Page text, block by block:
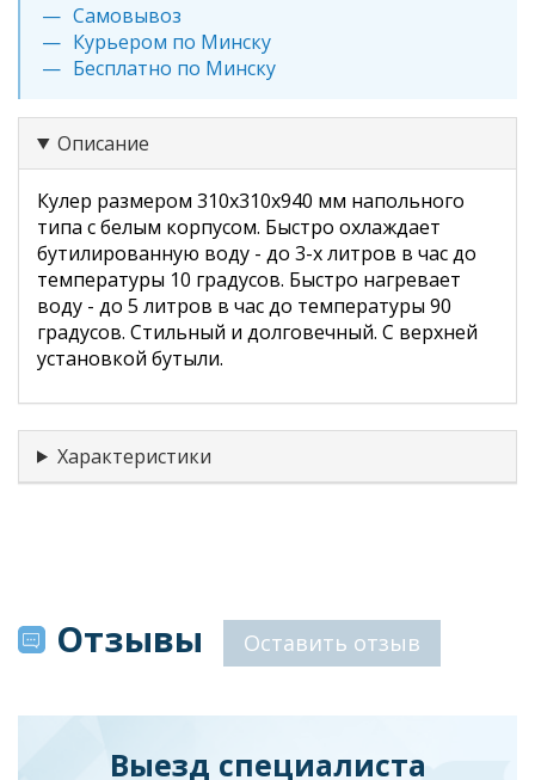
Самовывоз
Курьером по Минску
Бесплатно по Минску
Описание
Кулер размером 310x310x940 мм напольного
типа с белым корпусом. Быстро охлаждает
бутилированную воду - до 3-х литров в час до
температуры 10 градусов. Быстро нагревает
воду - до 5 литров в час до температуры 90
градусов. Стильный и долговечный. С верхней
установкой бутыли.
Характеристики
Отзывы Оставить отзыв
Выезд специалиста